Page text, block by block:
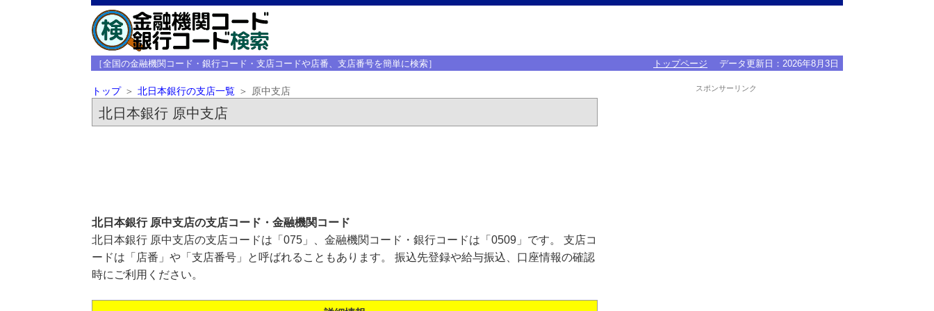
［全国の金融機関コード・銀行コード・支店コードや店番、支店番号を簡単に検索］ トップページ データ更新日： 2026年8月3日
トップ 北日本銀行の支店一覧 原中支店
北日本銀行 原中支店
北日本銀行 原中支店の支店コード・金融機関コード
北日本銀行 原中支店の支店コードは「075」、金融機関コード・銀行コードは「0509」です。 支店コ
ードは「店番」や「支店番号」と呼ばれることもあります。 振込先登録や給与振込、口座情報の確認
時にご利用ください。
スポンサーリンク